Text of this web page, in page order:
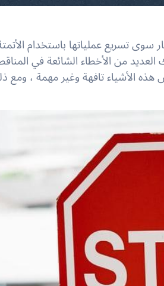
تسريع عملياتها باستخدام
من الأخطاء الشائعة في
الأشياء تافهة وغير مهمة ، ومع